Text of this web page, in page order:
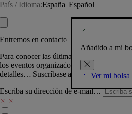
País / Idioma:España, Español
Añadido a mi
Ver mi bolsa
Entremos en contacto
Para conocer las últimas creaciones de la
los eventos organizados por Diptyque y
detalles… Suscríbase a nuestra newsletter.
Escriba su dirección de e-mail…